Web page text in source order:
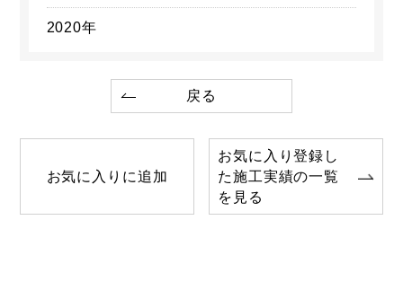
2020年
戻る
お気に入りに追加
お気に入り登録し
た施工実績の一覧
を見る